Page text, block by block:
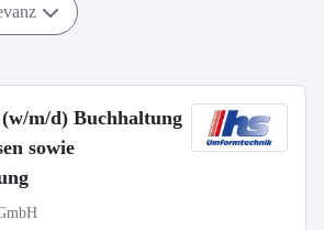
m/d) Buchhaltung
sowie